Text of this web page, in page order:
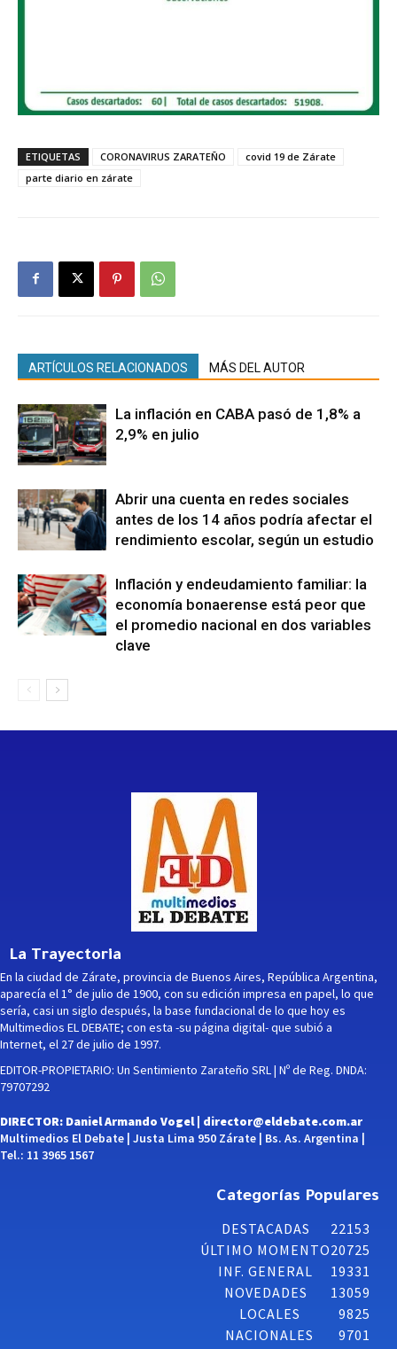
ETIQUETAS CORONAVIRUS ZARATEÑO
covid 19 de Zárate
parte diario en zárate
ARTÍCULOS RELACIONADOS MÁS DEL AUTOR
La inflación en CABA pasó de 1,8% a
2,9% en julio
Abrir una cuenta en redes sociales
antes de los 14 años podría afectar el
rendimiento escolar, según un estudio
Inflación y endeudamiento familiar: la
economía bonaerense está peor que
el promedio nacional en dos variables
clave
La Trayectoria
En la ciudad de Zárate, provincia de Buenos Aires, República Argentina,
aparecía el 1° de julio de 1900, con su edición impresa en papel, lo que
sería, casi un siglo después, la base fundacional de lo que hoy es
Multimedios EL DEBATE; con esta -su página digital- que subió a
Internet, el 27 de julio de 1997.
EDITOR-PROPIETARIO: Un Sentimiento Zarateño SRL | Nº de Reg. DNDA:
79707292
DIRECTOR: Daniel Armando Vogel | director@eldebate.com.ar
Multimedios El Debate | Justa Lima 950 Zárate | Bs. As. Argentina |
Tel.: 11 3965 1567
Categorías Populares
DESTACADAS
22153
ÚLTIMO MOMENTO20725
INF. GENERAL
19331
NOVEDADES
13059
LOCALES
9825
NACIONALES
9701